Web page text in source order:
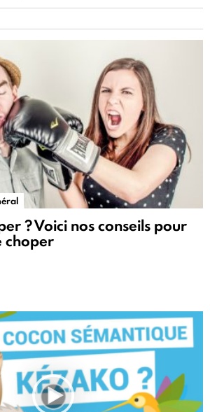
? Voici nos conseils pour
choper